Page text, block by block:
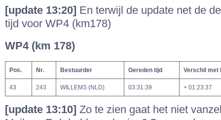
[update 13:20] En terwijl de update net de
tijd voor WP4 (km178)
WP4 (km 178)
Pos. Nr. Bestuurder Gereden tijd Verschil met
43 243 WILLEMS (NLD) 03:31:39 + 01:23:37
[update 13:10] Zo te zien gaat het niet